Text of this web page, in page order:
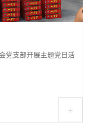
党支部开展主题党日活
+